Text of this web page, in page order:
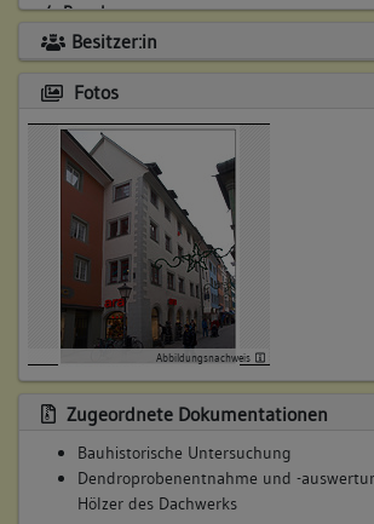
4. Bauphase:
(2010)
2010 (a) Brand (Hussenstr. 1-3 und
Betroffene Gebäudeteile:
keine
Besitzer:in
Fotos
Abbildungsnachweis
Zugeordnete Dokumentationen
Bauhistorische Untersuchung
Dendroprobenentnahme und -
Hölzer des Dachwerks